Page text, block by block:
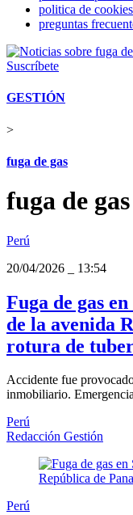
politica de cookies
preguntas
Suscríbete
GESTIÓN
>
fuga de gas
fuga de gas
Perú
20/04/2026
13:54
Fuga de gas
de la avenida
rotura de
Accidente fue
inmobiliario.
Perú
Redacción Gestión
Perú